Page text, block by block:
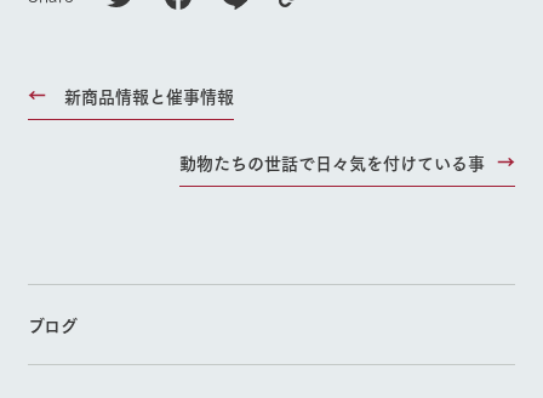
新商品情報と催事情報
動物たちの世話で日々気を付けている事
ブログ